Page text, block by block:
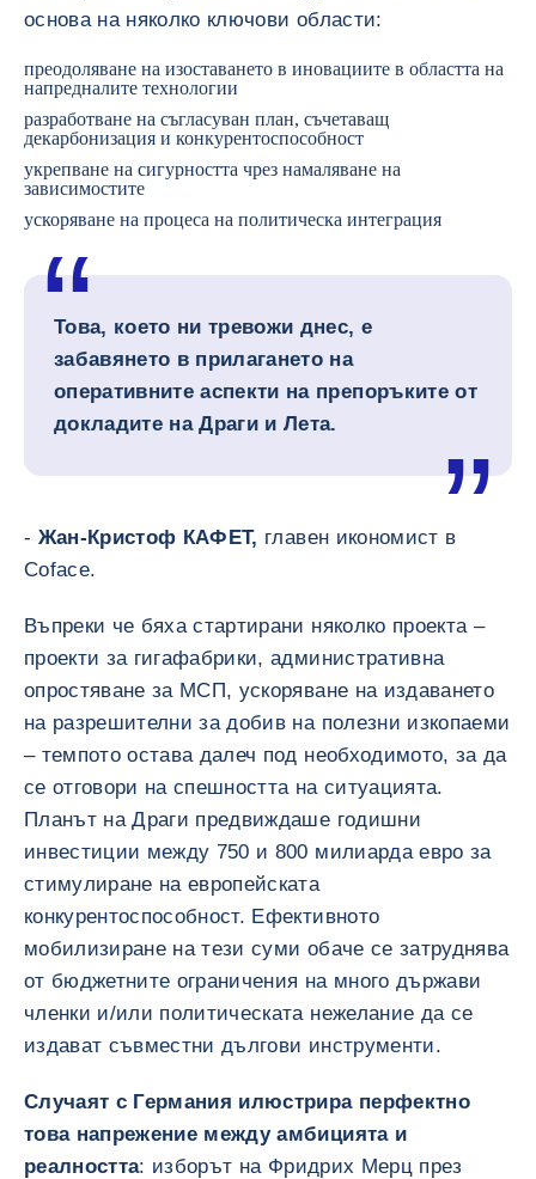
основа на няколко ключови области:
преодоляване на изоставането в иновациите в областта на
напредналите технологии
разработване на съгласуван план, съчетаващ
декарбонизация и конкурентоспособност
укрепване на сигурността чрез намаляване на
зависимостите
ускоряване на процеса на политическа интеграция
Това, което ни тревожи днес, е
забавянето в прилагането на
оперативните аспекти на препоръките от
докладите на Драги и Лета.
- Жан-Кристоф КАФЕТ, главен икономист в
Coface.
Въпреки че бяха стартирани няколко проекта –
проекти за гигафабрики, административна
опростяване за МСП, ускоряване на издаването
на разрешителни за добив на полезни изкопаеми
– темпото остава далеч под необходимото, за да
се отговори на спешността на ситуацията.
Планът на Драги предвиждаше годишни
инвестиции между 750 и 800 милиарда евро за
стимулиране на европейската
конкурентоспособност. Ефективното
мобилизиране на тези суми обаче се затруднява
от бюджетните ограничения на много държави
членки и/или политическата нежелание да се
издават съвместни дългови инструменти.
Случаят с Германия илюстрира перфектно
това напрежение между амбицията и
реалността: изборът на Фридрих Мерц през